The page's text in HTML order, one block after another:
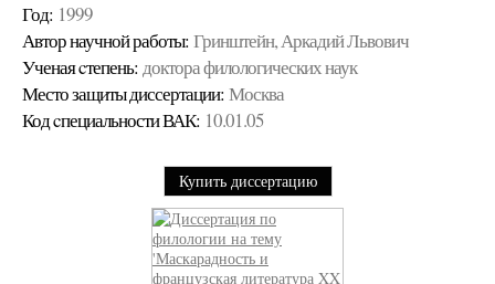
Год: 1999
Автор научной работы: Гринштейн, Аркадий Львович
Ученая cтепень: доктора филологических наук
Место защиты диссертации: Москва
Код cпециальности ВАК: 10.01.05
Купить диссертацию